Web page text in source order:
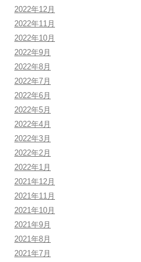
2022年12月
2022年11月
2022年10月
2022年9月
2022年8月
2022年7月
2022年6月
2022年5月
2022年4月
2022年3月
2022年2月
2022年1月
2021年12月
2021年11月
2021年10月
2021年9月
2021年8月
2021年7月